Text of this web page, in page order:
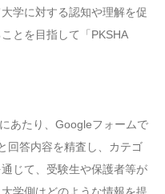
学に対する認知や理解を促
とを目指して「PKSHA
あたり、Googleフォームで
回答内容を精査し、カテゴ
じて、受験生や保護者等が
学側はどのような情報を提